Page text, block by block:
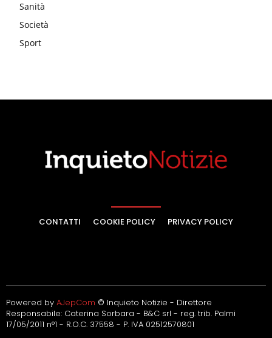
Sanità
Società
Sport
CONTATTI COOKIE POLICY PRIVACY POLICY
Powered by AJepCom © Inquieto Notizie - Direttore
Responsabile: Caterina Sorbara - B&C srl - reg. trib. Palmi
17/05/2011 n°1 - R.O.C. 37558 - P. IVA 02512570801